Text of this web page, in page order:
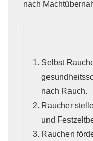
nach
Selbst
nach Rauch.
Raucher
und
Rauchen